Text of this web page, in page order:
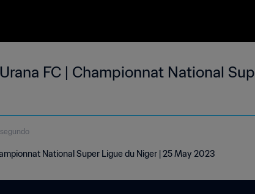
FC | Championnat National
National Super Ligue du Niger | 25 May 2023